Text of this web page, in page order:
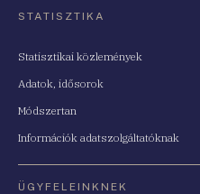
STATISZTIKA
Statisztikai közlemények
Adatok, idősorok
Módszertan
Információk adatszolgáltatóknak
ÜGYFELEINKNEK